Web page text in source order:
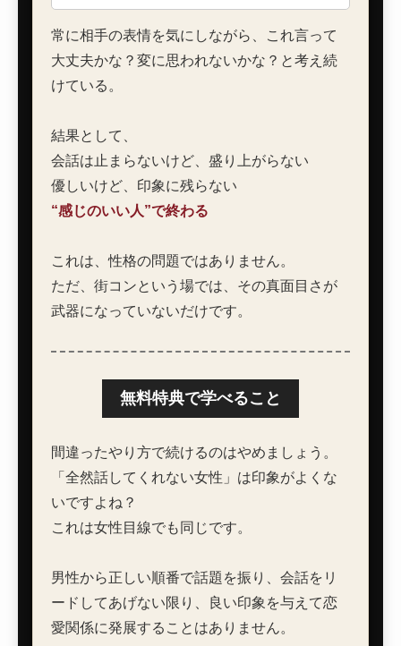
常に相手の表情を気にしながら、これ言って
大丈夫かな？変に思われないかな？と考え続
けている。
結果として、
会話は止まらないけど、盛り上がらない
優しいけど、印象に残らない
“感じのいい人”で終わる
これは、性格の問題ではありません。
ただ、街コンという場では、その真面目さが
武器になっていないだけです。
無料特典で学べること
間違ったやり方で続けるのはやめましょう。
「全然話してくれない女性」は印象がよくな
いですよね？
これは女性目線でも同じです。
男性から正しい順番で話題を振り、会話をリ
ードしてあげない限り、良い印象を与えて恋
愛関係に発展することはありません。